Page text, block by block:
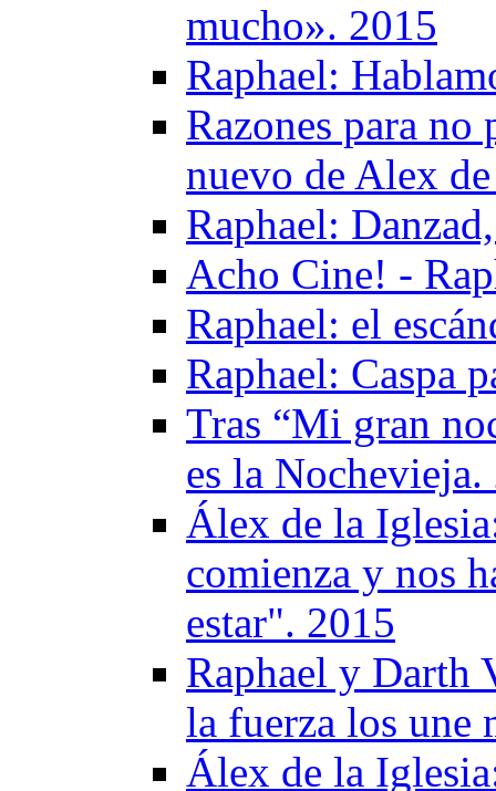
mucho». 2015
Raphael:
Razones para
nuevo de Alex
Raphael:
Acho Cine! -
Raphael: el
Raphael: Caspa
Tras “Mi gran
es la Nochevieja.
Álex de la
comienza y nos
estar". 2015
Raphael y Darth
la fuerza los une
Álex de la